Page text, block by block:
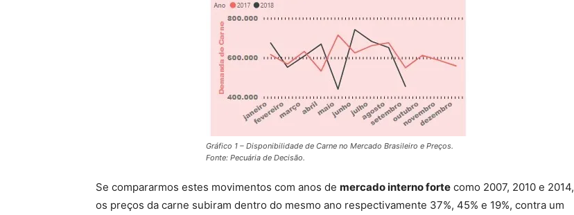
Gráfico 1 – Disponibilidade de Carne no Mercado Brasileiro e Preços.
Fonte: Pecuária de Decisão.
Se compararmos estes movimentos com anos de mercado interno forte como 2007, 2010 e 2014,
os preços da carne subiram dentro do mesmo ano respectivamente 37%, 45% e 19%, contra um